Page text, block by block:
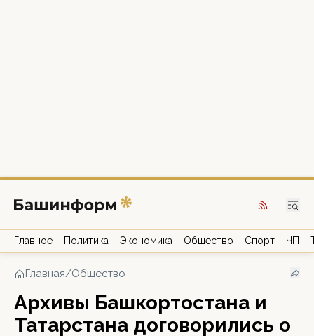
Главное Политика Экономика Общество Спорт ЧП
Главная/Общество
Архивы Башкортостана и
Татарстана договорились о